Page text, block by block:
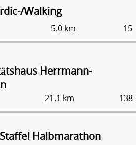
Walking
5.0 km 15
Herrmann-
21.1 km 138
Halbmarathon